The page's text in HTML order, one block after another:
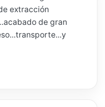
extracción
de gran